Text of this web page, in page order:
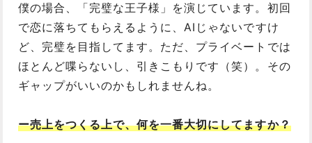
僕の場合、「完璧な王子様」を演じています。初回
で恋に落ちてもらえるように、AIじゃないですけ
ど、完璧を目指してます。ただ、プライベートでは
ほとんど喋らないし、引きこもりです（笑）。その
ギャップがいいのかもしれませんね。
ー売上をつくる上で、何を一番大切にしてますか？